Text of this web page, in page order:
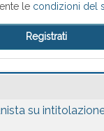
le condizioni del
su